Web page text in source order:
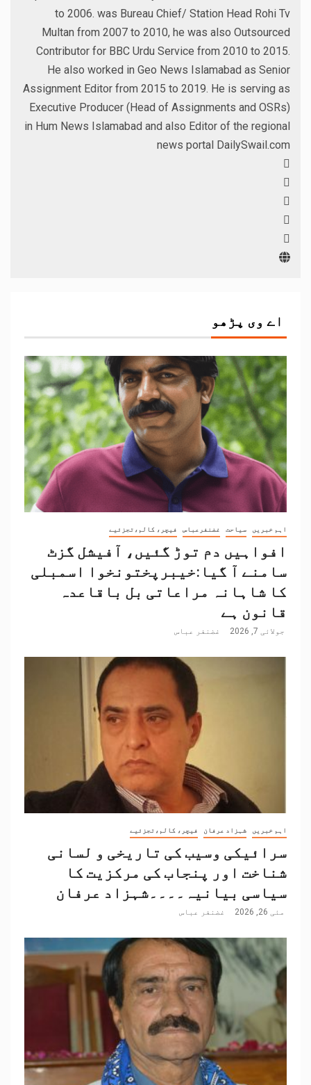
to 2006. was Bureau Chief/ Station Head Rohi Tv
Multan from 2007 to 2010, he was also Outsourced
Contributor for BBC Urdu Service from 2010 to 2015.
He also worked in Geo News Islamabad as Senior
Assignment Editor from 2015 to 2019. He is serving as
Executive Producer (Head of Assignments and OSRs)
in Hum News Islamabad and also Editor of the regional
news portal DailySwail.com
اے وی پڑھو
اہم خبریں سیاحت غضنفرعباس فیچر، کالم،تجزئیے
افواہیں دم توڑ گئیں، آفیشل گزٹ
سامنے آ گیا:خیبرپختونخوا اسمبلی
کا شاہانہ مراعاتی بل باقاعدہ
قانون ہے
جولائی 7, 2026 غضنفر عباس
اہم خبریں شہزاد عرفان فیچر، کالم،تجزئیے
سرائیکی وسیب کی تاریخی و لسانی
شناخت اور پنجاب کی مرکزیت کا
سیاسی بیانیہ۔۔۔۔شہزاد عرفان
مئی 26, 2026 غضنفر عباس